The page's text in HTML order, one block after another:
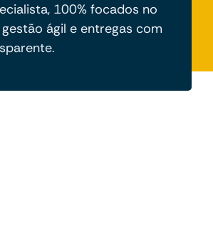
100% focados no
ágil e entregas com